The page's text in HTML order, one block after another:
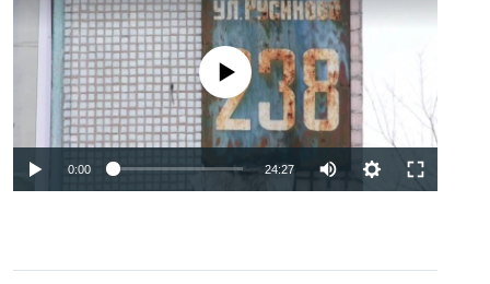
No media source currently available
0:00 24:27